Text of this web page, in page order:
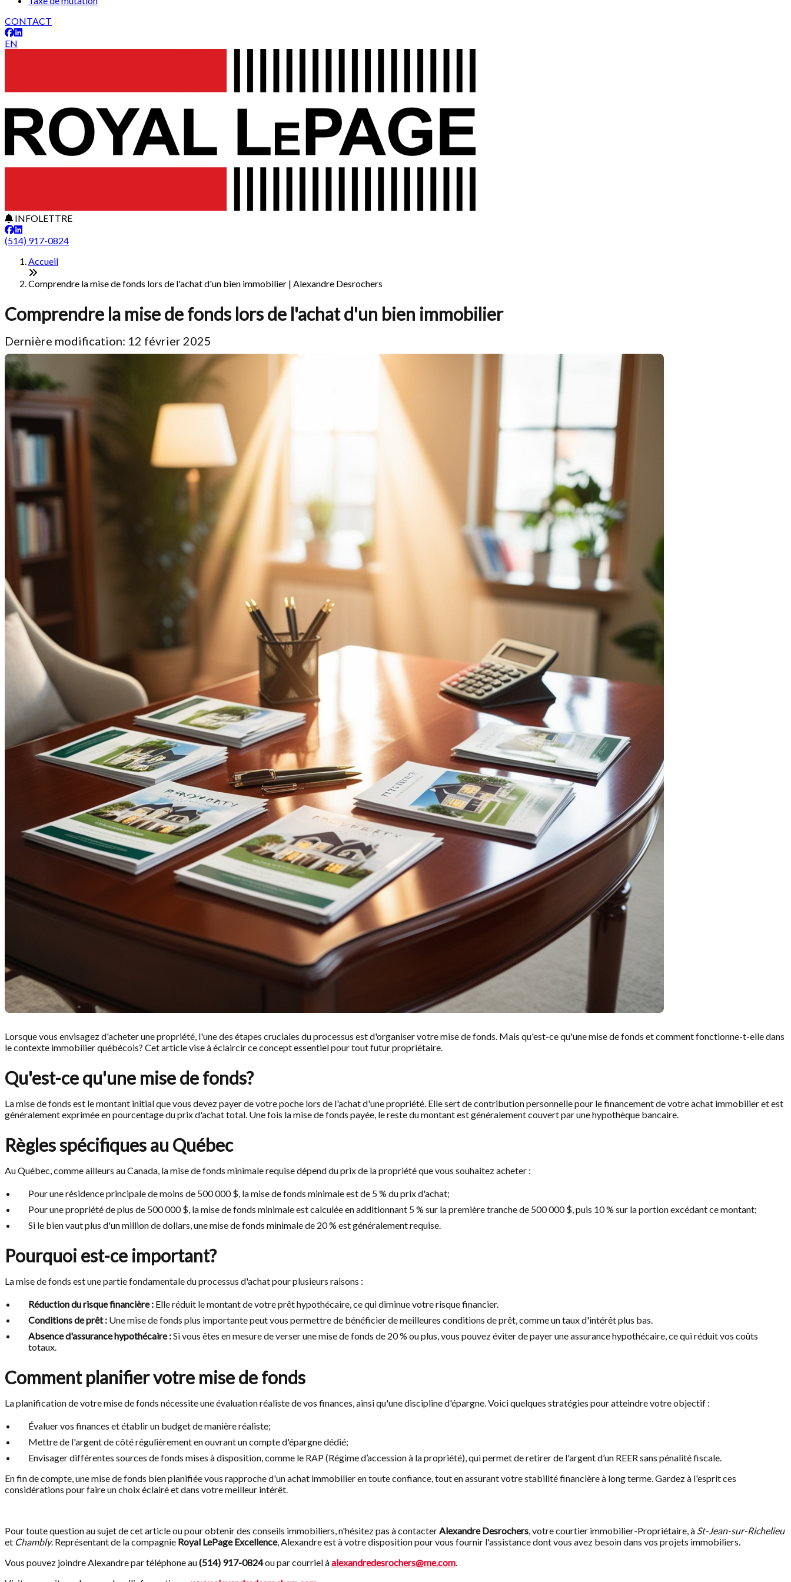
CONTACT
EN
INFOLETTRE
(514) 917-0824
Accueil
Comprendre la mise de fonds lors de l'achat d'un bien immobilier | Alexandre Desrochers
Comprendre la mise de fonds lors de l'achat d'un bien immobilier
Dernière modification: 12 février 2025
Lorsque vous envisagez d'acheter une propriété, l'une des étapes cruciales du processus est d'organiser votre mise de fonds. Mais qu'est-ce qu'une mise de fonds et comment fonctionne-t-elle dans
le contexte immobilier québécois? Cet article vise à éclaircir ce concept essentiel pour tout futur propriétaire.
Qu'est-ce qu'une mise de fonds?
La mise de fonds est le montant initial que vous devez payer de votre poche lors de l'achat d'une propriété. Elle sert de contribution personnelle pour le financement de votre achat immobilier et est
généralement exprimée en pourcentage du prix d'achat total. Une fois la mise de fonds payée, le reste du montant est généralement couvert par une hypothèque bancaire.
Règles spécifiques au Québec
Au Québec, comme ailleurs au Canada, la mise de fonds minimale requise dépend du prix de la propriété que vous souhaitez acheter :
Pour une résidence principale de moins de 500 000 $, la mise de fonds minimale est de 5 % du prix d'achat;
Pour une propriété de plus de 500 000 $, la mise de fonds minimale est calculée en additionnant 5 % sur la première tranche de 500 000 $, puis 10 % sur la portion excédant ce montant;
Si le bien vaut plus d'un million de dollars, une mise de fonds minimale de 20 % est généralement requise.
Pourquoi est-ce important?
La mise de fonds est une partie fondamentale du processus d'achat pour plusieurs raisons :
Réduction du risque financière : Elle réduit le montant de votre prêt hypothécaire, ce qui diminue votre risque financier.
Conditions de prêt : Une mise de fonds plus importante peut vous permettre de bénéficier de meilleures conditions de prêt, comme un taux d'intérêt plus bas.
Absence d'assurance hypothécaire :Si vous êtes en mesure de verser une mise de fonds de 20 % ou plus, vous pouvez éviter de payer une assurance hypothécaire, ce qui réduit vos coûts
totaux.
Comment planifier votre mise de fonds
La planification de votre mise de fonds nécessite une évaluation réaliste de vos finances, ainsi qu'une discipline d'épargne. Voici quelques stratégies pour atteindre votre objectif :
Évaluer vos finances et établir un budget de manière réaliste;
Mettre de l'argent de côté régulièrement en ouvrant un compte d'épargne dédié;
Envisager différentes sources de fonds mises à disposition, comme le RAP (Régime d’accession à la propriété), qui permet de retirer de l'argent d’un REER sans pénalité fiscale.
En fin de compte, une mise de fonds bien planifiée vous rapproche d'un achat immobilier en toute confiance, tout en assurant votre stabilité financière à long terme. Gardez à l'esprit ces
considérations pour faire un choix éclairé et dans votre meilleur intérêt.
Pour toute question au sujet de cet article ou pour obtenir des conseils immobiliers, n'hésitez pas à contacterAlexandre Desrochers, votre courtier immobilier-Propriétaire, à St-Jean-sur-Richelieu
et Chambly. Représentant de la compagnie Royal LePage Excellence, Alexandre est à votre disposition pour vous fournir l'assistance dont vous avez besoin dans vos projets immobiliers.
Vous pouvez joindre Alexandre par téléphone au(514) 917-0824ou par courriel àalexandredesrochers@me.com.